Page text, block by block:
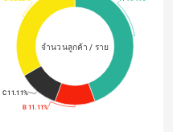
จำนวนลูกค้า / ราย
B 11.11%
C 11.11%